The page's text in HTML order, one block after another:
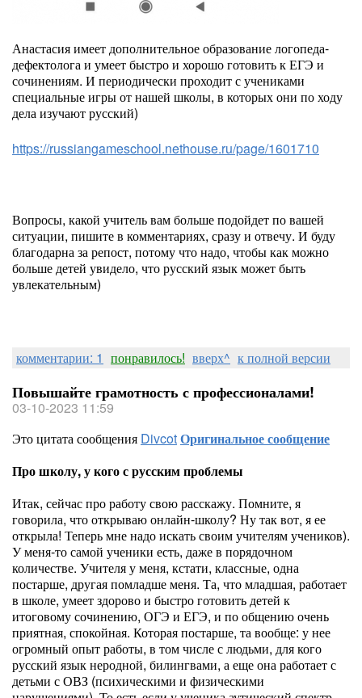
Анастасия имеет дополнительное образование логопеда-
дефектолога и умеет быстро и хорошо готовить к ЕГЭ и
сочинениям. И периодически проходит с учениками
специальные игры от нашей школы, в которых они по ходу
дела изучают русский)
https://russiangameschool.nethouse.ru/page/1601710
Вопросы, какой учитель вам больше подойдет по вашей
ситуации, пишите в комментариях, сразу и отвечу. И буду
благодарна за репост, потому что надо, чтобы как можно
больше детей увидело, что русский язык может быть
увлекательным)
комментарии: 1 понравилось! вверх^ к полной версии
Повышайте грамотность с профессионалами!
03-10-2023 11:59
Это цитата сообщения DivcotОригинальное сообщение
Про школу, у кого с русским проблемы
Итак, сейчас про работу свою расскажу. Помните, я
говорила, что открываю онлайн-школу? Ну так вот, я ее
открыла! Теперь мне надо искать своим учителям учеников).
У меня-то самой ученики есть, даже в порядочном
количестве. Учителя у меня, кстати, классные, одна
постарше, другая помладше меня. Та, что младшая, работает
в школе, умеет здорово и быстро готовить детей к
итоговому сочинению, ОГЭ и ЕГЭ, и по общению очень
приятная, спокойная. Которая постарше, та вообще: у нее
огромный опыт работы, в том числе с людьми, для кого
русский язык неродной, билингвами, а еще она работает с
детьми с ОВЗ (психическими и физическими